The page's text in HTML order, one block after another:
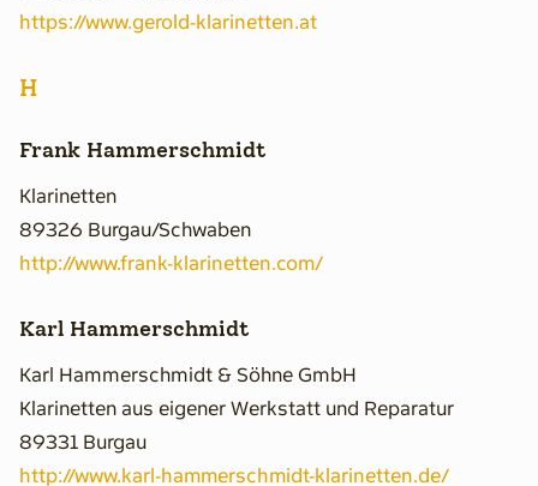
https://www.gerold-klarinetten.at
H
Frank Hammerschmidt
Klarinetten
89326 Burgau/Schwaben
http://www.frank-klarinetten.com/
Karl Hammerschmidt
Karl Hammerschmidt & Söhne GmbH
Klarinetten aus eigener Werkstatt und Reparatur
89331 Burgau
http://www.karl-hammerschmidt-klarinetten.de/